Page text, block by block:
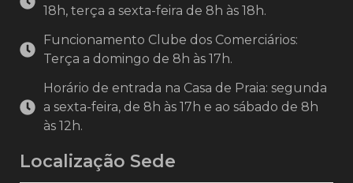
18h, terça a sexta-feira de 8h às 18h.
Funcionamento Clube dos Comerciários:
Terça a domingo de 8h às 17h.
Horário de entrada na Casa de Praia: segunda
a sexta-feira, de 8h às 17h e ao sábado de 8h
às 12h.
Localização Sede